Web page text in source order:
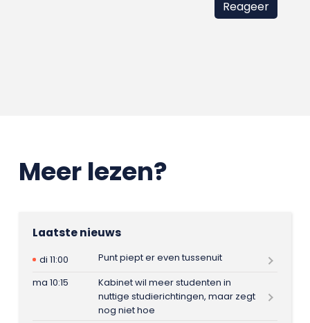
Meer lezen?
Laatste nieuws
di 11:00
Punt piept er even tussenuit
ma 10:15
Kabinet wil meer studenten in
nuttige studierichtingen, maar zegt
nog niet hoe